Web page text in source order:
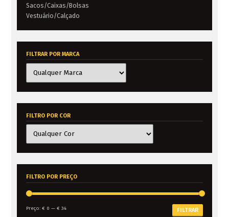
Sacos/Caixas/Bolsas
Vestuário/Calçado
FILTRAR POR MARCA
FILTRO POR COR
FILTRO POR PREÇO
FILTRAR
Preço:€ 0 —€ 34